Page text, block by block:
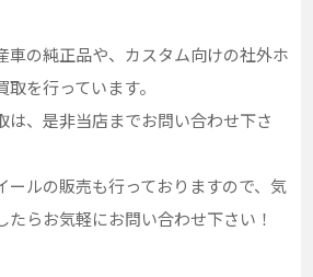
車の純正品や、カスタム向けの社外ホ
を行っています。
は、是非当店までお問い合わせ下さ
ールの販売も行っておりますので、気
たらお気軽にお問い合わせ下さい！